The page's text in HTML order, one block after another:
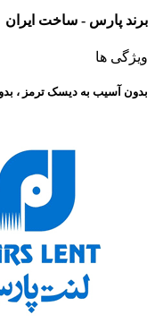
برند پارس - ساخت ایران
ویژگی ها
بدون آسیب به دیسک ترمز ،